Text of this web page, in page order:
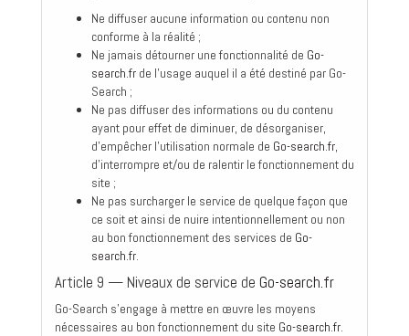
Ne diffuser aucune information ou contenu non
conforme à la réalité ;
Ne jamais détourner une fonctionnalité de Go-
search.fr de l'usage auquel il a été destiné par Go-
Search ;
Ne pas diffuser des informations ou du contenu
ayant pour effet de diminuer, de désorganiser,
d'empêcher l'utilisation normale de Go-search.fr,
d'interrompre et/ou de ralentir le fonctionnement du
site ;
Ne pas surcharger le service de quelque façon que
ce soit et ainsi de nuire intentionnellement ou non
au bon fonctionnement des services de Go-
search.fr.
Article 9 — Niveaux de service de Go-search.fr
Go-Search s'engage à mettre en œuvre les moyens
nécessaires au bon fonctionnement du site Go-search.fr.